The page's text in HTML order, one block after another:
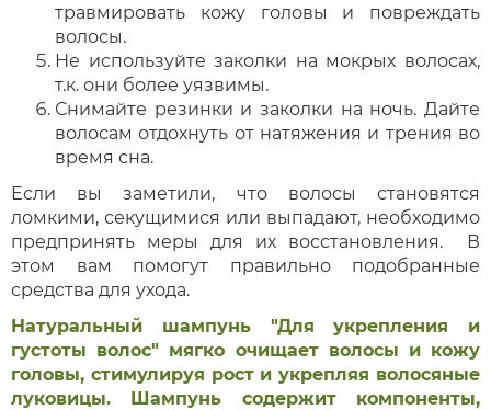
травмировать кожу головы и повреждать
волосы.
Не используйте заколки на мокрых волосах,
т.к. они более уязвимы.
Снимайте резинки и заколки на ночь. Дайте
волосам отдохнуть от натяжения и трения во
время сна.
Если вы заметили, что волосы становятся
ломкими, секущимися или выпадают, необходимо
предпринять меры для их восстановления. В
этом вам помогут правильно подобранные
средства для ухода.
Натуральный шампунь "Для укрепления и
густоты волос" мягко очищает волосы и кожу
головы, стимулируя рост и укрепляя волосяные
луковицы. Шампунь содержит компоненты,